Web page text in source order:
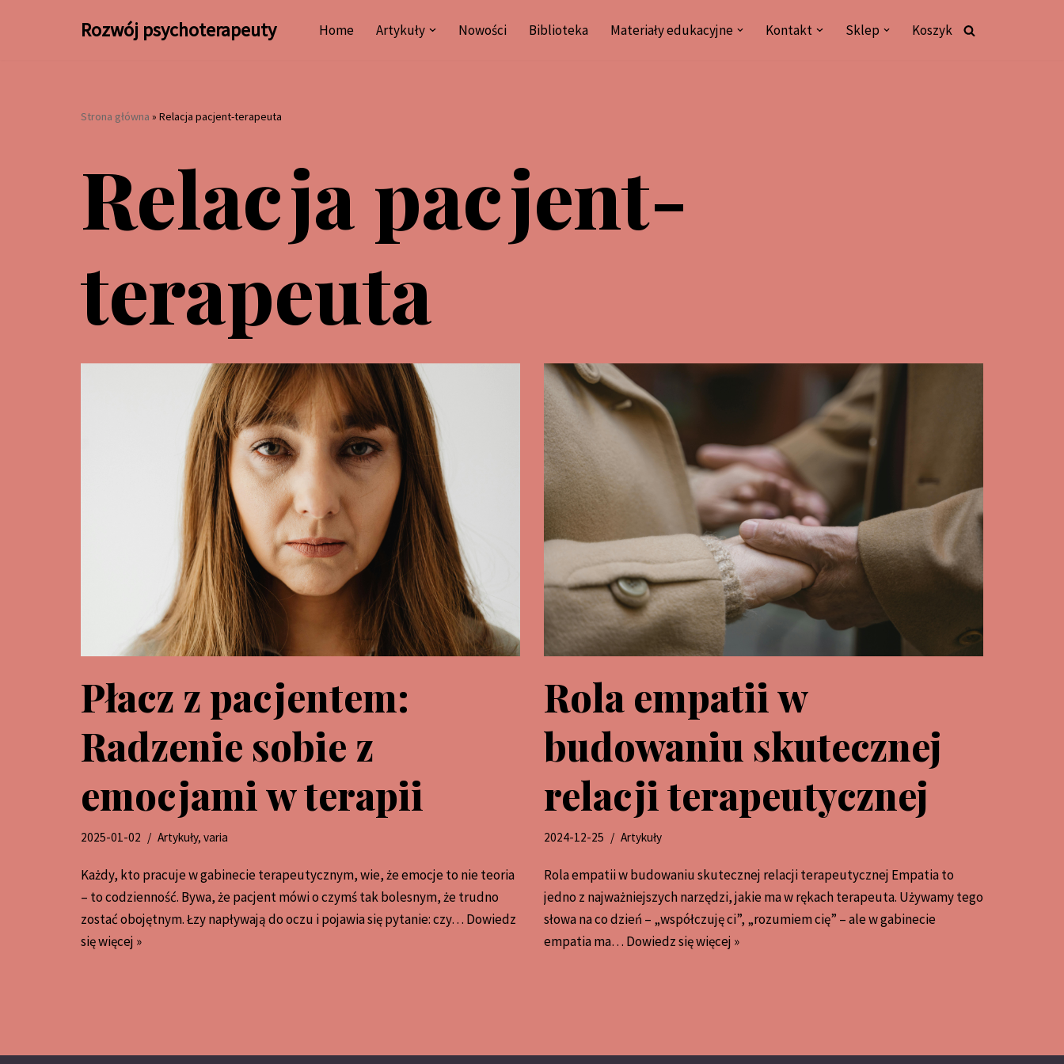
Rozwój psychoterapeuty Home Artykuły Nowości Biblioteka Materiały edukacyjne Kontakt Sklep Koszyk
Strona główna » Relacja pacjent-terapeuta
Relacja pacjent-
terapeuta
Płacz z pacjentem:
Radzenie sobie z
emocjami w terapii
2025-01-02 Artykuły, varia
Każdy, kto pracuje w gabinecie terapeutycznym, wie, że emocje to nie teoria
– to codzienność. Bywa, że pacjent mówi o czymś tak bolesnym, że trudno
zostać obojętnym. Łzy napływają do oczu i pojawia się pytanie: czy… Dowiedz
się więcej »
Rola empatii w
budowaniu skutecznej
relacji terapeutycznej
2024-12-25 Artykuły
Rola empatii w budowaniu skutecznej relacji terapeutycznej Empatia to
jedno z najważniejszych narzędzi, jakie ma w rękach terapeuta. Używamy tego
słowa na co dzień – „współczuję ci”, „rozumiem cię” – ale w gabinecie
empatia ma… Dowiedz się więcej »